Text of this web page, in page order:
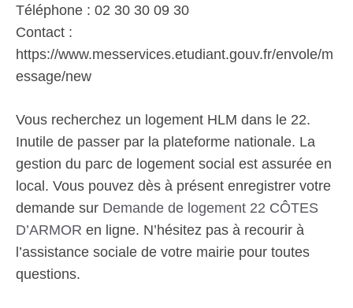
Téléphone : 02 30 30 09 30
Contact :
https://www.messervices.etudiant.gouv.fr/envole/m
essage/new
Vous recherchez un logement HLM dans le 22.
Inutile de passer par la plateforme nationale. La
gestion du parc de logement social est assurée en
local. Vous pouvez dès à présent enregistrer votre
demande sur Demande de logement 22 CÔTES
D’ARMOR en ligne. N’hésitez pas à recourir à
l’assistance sociale de votre mairie pour toutes
questions.